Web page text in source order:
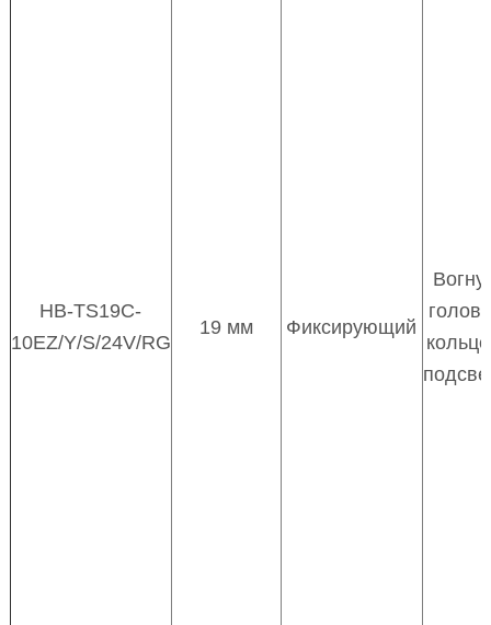
HB-TS19C-
10EZ/Y/S/24V/RG
19 мм Фиксирующий